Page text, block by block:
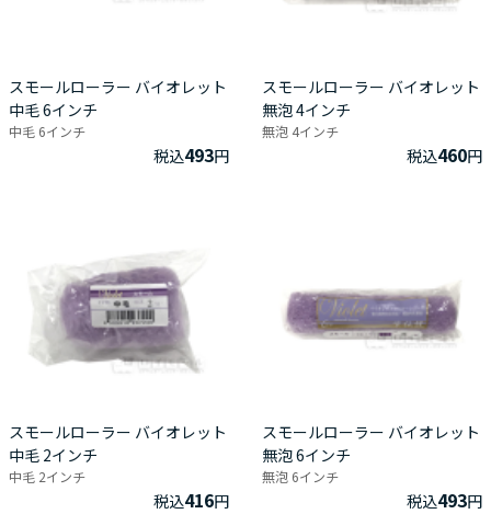
スモールローラー バイオレット
中毛 6インチ
中毛 6インチ
税込493円
スモールローラー バイオレット
無泡 4インチ
無泡 4インチ
税込460円
スモールローラー バイオレット
中毛 2インチ
中毛 2インチ
税込416円
スモールローラー バイオレット
無泡 6インチ
無泡 6インチ
税込493円